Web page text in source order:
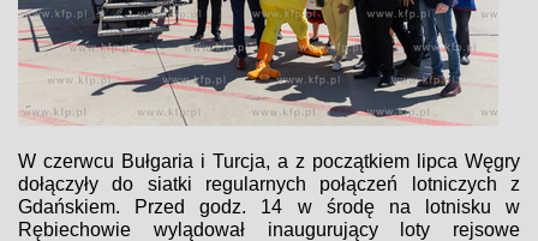
W czerwcu Bułgaria i Turcja, a z początkiem lipca Węgry
dołączyły do siatki regularnych połączeń lotniczych z
Gdańskiem. Przed godz. 14 w środę na lotnisku w
Rębiechowie wylądował inaugurujący loty rejsowe